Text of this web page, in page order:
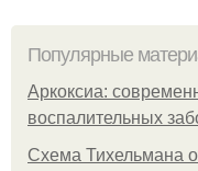
Популярные
Аркоксиа:
воспалительных
Схема Тихельмана